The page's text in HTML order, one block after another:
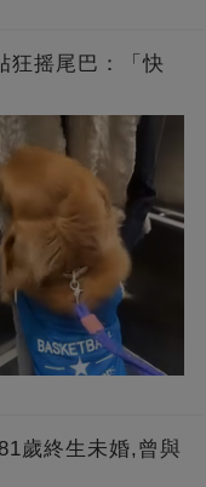
狂摇尾巴：「快
歲終生未婚,曾與